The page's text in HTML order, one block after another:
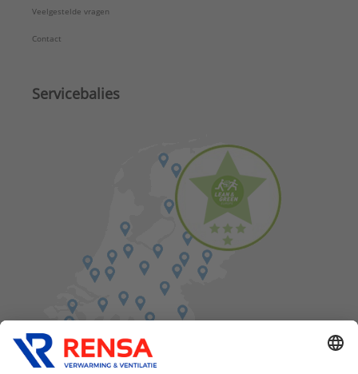
Veelgestelde vragen
Contact
Servicebalies